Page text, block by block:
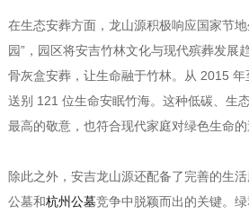
在生态安葬方面，龙山源积极响应国家节
园”，园区将安吉竹林文化与现代殡葬发展
骨灰盒安葬，让生命融于竹林。从 2015 年
送别 121 位生命安眠竹海。这种低碳、生
最高的敬意，也符合现代家庭对绿色生命的
除此之外，安吉龙山源还配备了完善的生
公墓和杭州公墓竞争中脱颖而出的关键。